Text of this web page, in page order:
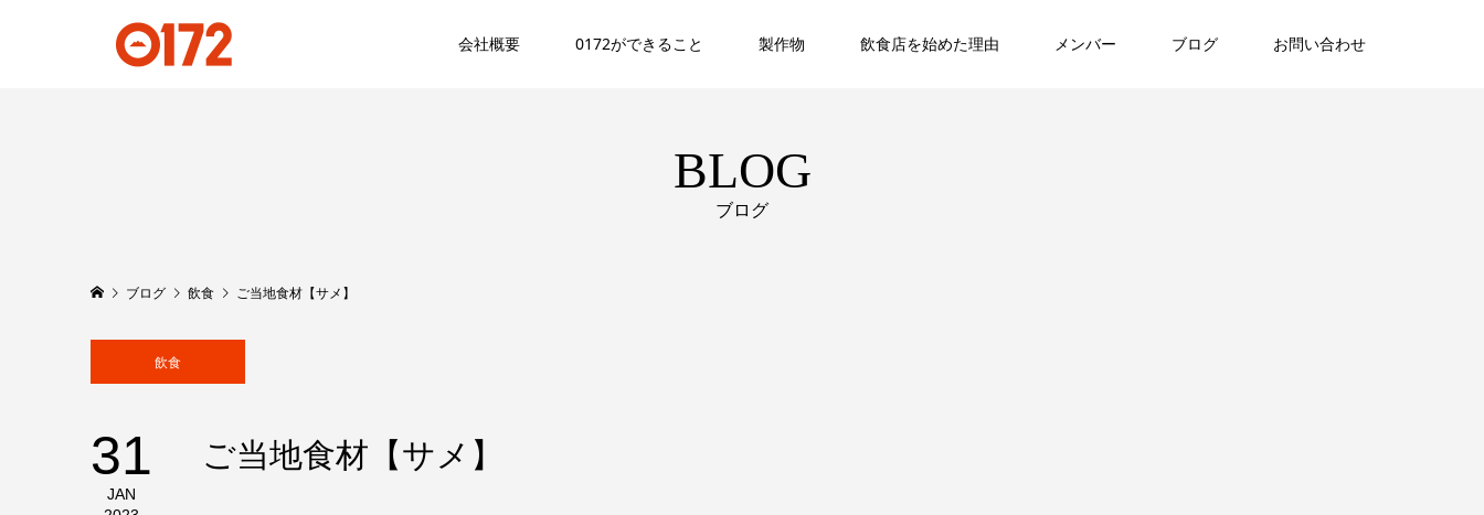
会社概要 0172ができること 製作物 飲食店を始めた理由 メンバー ブログ お問い合わせ
BLOG
ブログ
ブログ 飲食 ご当地食材【サメ】
飲食
31
JAN
ご当地食材【サメ】